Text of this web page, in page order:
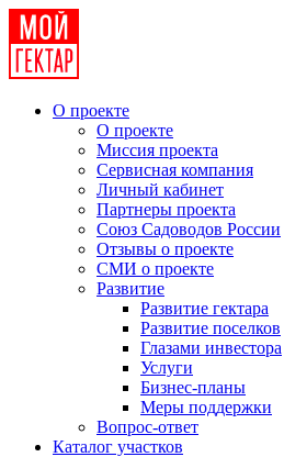
О проекте
О проекте
Миссия проекта
Сервисная компания
Личный кабинет
Партнеры проекта
Союз Садоводов России
Отзывы о проекте
СМИ о проекте
Развитие
Развитие гектара
Развитие поселков
Глазами инвестора
Услуги
Бизнес-планы
Меры поддержки
Вопрос-ответ
Каталог участков